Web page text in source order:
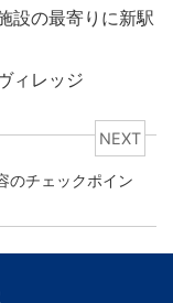
設の最寄りに新駅
ィレッジ
NEXT
のチェックポイン